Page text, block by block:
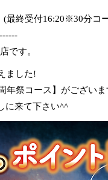
(最終受付16:20※30分コ
です。
ました!
年祭コース】がござい
に来て下さい^^